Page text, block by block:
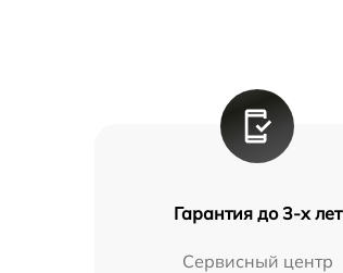
Гарантия до 3-х лет
Сервисный центр